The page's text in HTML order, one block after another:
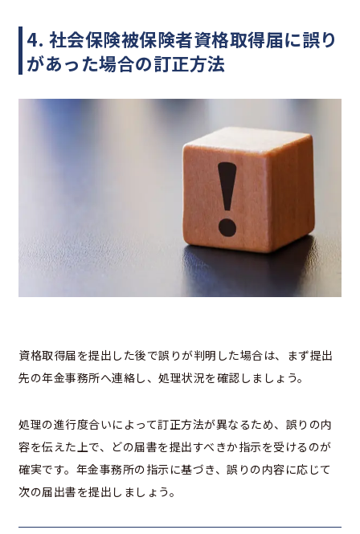
4. 社会保険被保険者資格取得届に誤り
があった場合の訂正方法
資格取得届を提出した後で誤りが判明した場合は、まず提出
先の年金事務所へ連絡し、処理状況を確認しましょう。
処理の進行度合いによって訂正方法が異なるため、誤りの内
容を伝えた上で、どの届書を提出すべきか指示を受けるのが
確実です。年金事務所の指示に基づき、誤りの内容に応じて
次の届出書を提出しましょう。